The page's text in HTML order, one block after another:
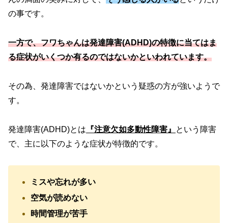
の事です。
一方で、フワちゃんは発達障害(ADHD)の特徴に当てはま
る症状がいくつか有るのではないかといわれています。
その為、発達障害ではないかという疑惑の方が強いようで
す。
発達障害(ADHD)とは 『注意欠如多動性障害』
という障害
で、主に以下のような症状が特徴的です。
ミスや忘れが多い
空気が読めない
時間管理が苦手